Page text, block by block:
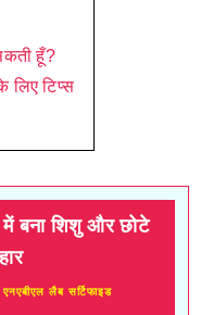
हूँ?
लिए टिप्स
में बना शिशु और छोटे
लैब सर्टिफाइड